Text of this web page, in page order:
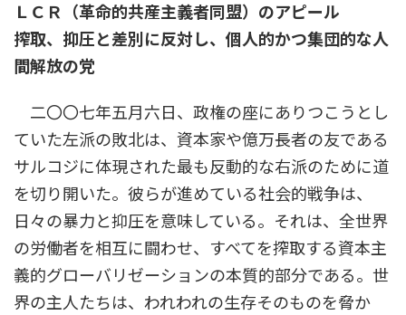
ＬＣＲ（革命的共産主義者同盟）のアピール
搾取、抑圧と差別に反対し、個人的かつ集団的な人
間解放の党
二〇〇七年五月六日、政権の座にありつこうとし
ていた左派の敗北は、資本家や億万長者の友である
サルコジに体現された最も反動的な右派のために道
を切り開いた。彼らが進めている社会的戦争は、
日々の暴力と抑圧を意味している。それは、全世界
の労働者を相互に闘わせ、すべてを搾取する資本主
義的グローバリゼーションの本質的部分である。世
界の主人たちは、われわれの生存そのものを脅か